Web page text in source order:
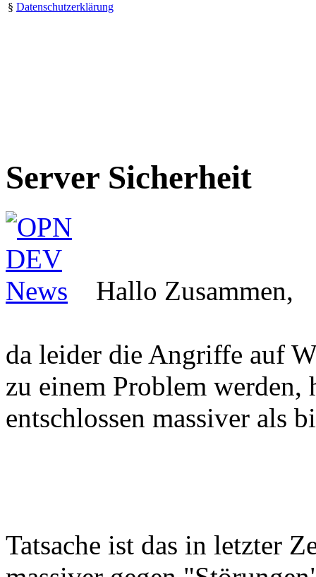
§ Datenschutzerklärung
Server Sicherheit
Hallo Zusammen,
da leider die Angriffe auf
zu einem Problem werden,
entschlossen massiver als
Tatsache ist das in letzter